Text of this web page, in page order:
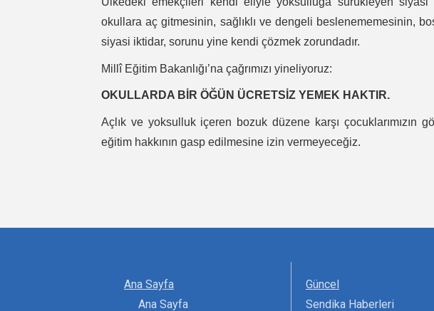
okullara aç gitmesinin, sağlıklı ve dengeli beslenememesinin,
siyasi iktidar, sorunu yine kendi çözmek zorundadır.
Millî Eğitim Bakanlığı’na çağrımızı yineliyoruz:
OKULLARDA BİR ÖĞÜN ÜCRETSİZ YEMEK HAKTIR.
Açlık ve yoksulluk içeren bozuk düzene karşı çocuklarımızın
eğitim hakkının gasp edilmesine izin vermeyeceğiz.
Ana Sayfa
Ana Sayfa
Güncel
Sendika Haberleri